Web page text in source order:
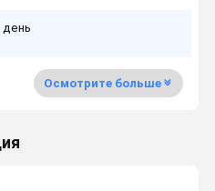
день
Осмотрите больше